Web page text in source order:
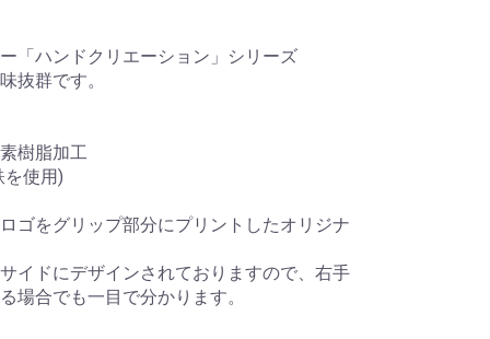
「ハンドクリエーション」シリーズ
抜群です。
樹脂加工
を使用)
ゴをグリップ部分にプリントしたオリジナ
イドにデザインされておりますので、右手
場合でも一目で分かります。